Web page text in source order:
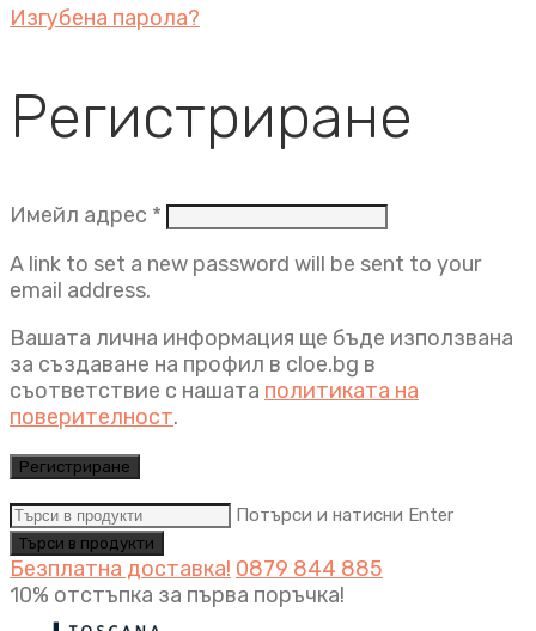
Изгубена парола?
Регистриране
Имейл адрес * Задължително
A link to set a new password will be sent to your
email address.
Вашата лична информация ще бъде използвана
за създаване на профил в cloe.bg в
съответствие с нашата политиката на
поверителност.
Регистриране
Потърси и натисни Enter
Безплатна доставка! 0879 844 885
10% отстъпка за първа поръчка!